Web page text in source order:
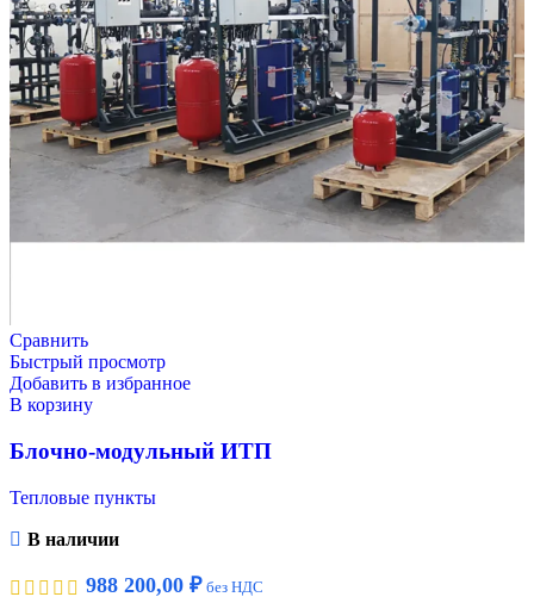
Сравнить
Быстрый просмотр
Добавить в избранное
В корзину
Блочно-модульный ИТП
Тепловые пункты
В наличии
988 200,00 ₽ без НДС